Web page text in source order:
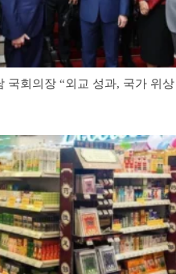
국회의장 “외교 성과, 국가 위